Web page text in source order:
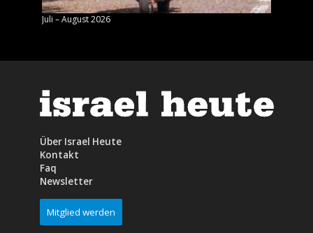
Juli – August 2026
Über Israel Heute
Kontakt
Faq
Newsletter
Mitglied werden